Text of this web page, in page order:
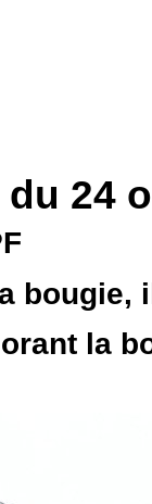
24
bougie,
la